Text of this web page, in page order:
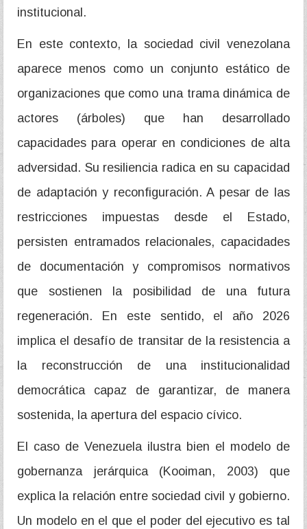
institucional.
En este contexto, la sociedad civil venezolana
aparece menos como un conjunto estático de
organizaciones que como una trama dinámica de
actores (árboles) que han desarrollado
capacidades para operar en condiciones de alta
adversidad. Su resiliencia radica en su capacidad
de adaptación y reconfiguración. A pesar de las
restricciones impuestas desde el Estado,
persisten entramados relacionales, capacidades
de documentación y compromisos normativos
que sostienen la posibilidad de una futura
regeneración. En este sentido, el año 2026
implica el desafío de transitar de la resistencia a
la reconstrucción de una institucionalidad
democrática capaz de garantizar, de manera
sostenida, la apertura del espacio cívico.
El caso de Venezuela ilustra bien el modelo de
gobernanza jerárquica (Kooiman, 2003) que
explica la relación entre sociedad civil y gobierno.
Un modelo en el que el poder del ejecutivo es tal